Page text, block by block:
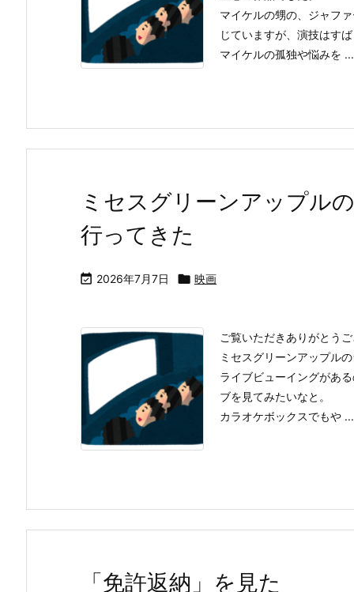
マイケルの甥の、ジャフ
じていますが、演技はすば
マイケルの孤独や悩みを ...
ミセスグリーンアップル
行ってきた
 2026年7月7日  映画
ご覧いただきありがとう
ミセスグリーンアップル
ライブビューイングがあ
ブを見てみたいなと。
カラオケボックスでもや ...
「免許返納」を見た